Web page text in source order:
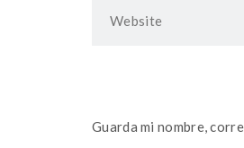
Guarda mi nombre,